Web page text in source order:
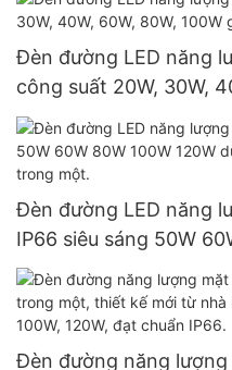
Đèn đường LED năng
công suất 20W, 30W,
rẻ xuất xưởng.
Đèn đường LED năng
IP66 siêu sáng 50W
ngoài trời, tích hợp tất
Đèn đường năng